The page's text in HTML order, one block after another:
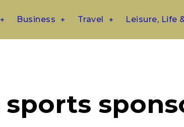
Business Travel Leisure, Life
sports